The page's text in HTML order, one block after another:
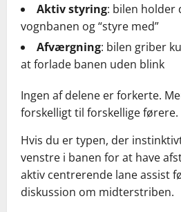
Aktiv styring: bilen holder
vognbanen og “styre med”
Afværgning: bilen griber
at forlade banen uden blink
Ingen af delene er forkerte.
forskelligt til forskellige førere.
Hvis du er typen, der
venstre i banen for at have
aktiv centrerende lane assist
diskussion om midterstriben.